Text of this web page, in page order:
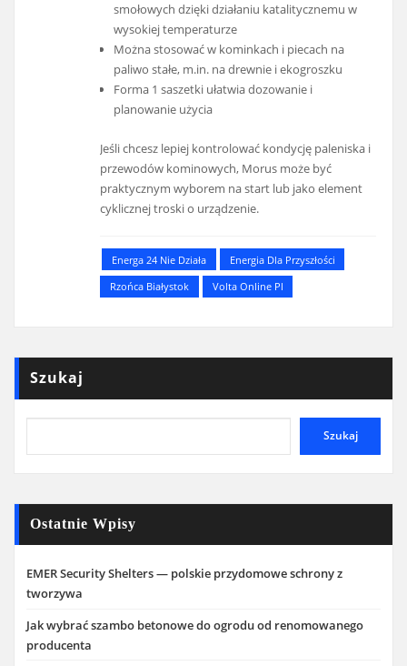
smołowych dzięki działaniu katalitycznemu w
wysokiej temperaturze
Można stosować w kominkach i piecach na
paliwo stałe, m.in. na drewnie i ekogroszku
Forma 1 saszetki ułatwia dozowanie i
planowanie użycia
Jeśli chcesz lepiej kontrolować kondycję paleniska i
przewodów kominowych, Morus może być
praktycznym wyborem na start lub jako element
cyklicznej troski o urządzenie.
Energa 24 Nie Działa
Energia Dla Przyszłości
Rzońca Białystok
Volta Online Pl
Szukaj
Szukaj
Ostatnie Wpisy
EMER Security Shelters — polskie przydomowe schrony z
tworzywa
Jak wybrać szambo betonowe do ogrodu od renomowanego
producenta